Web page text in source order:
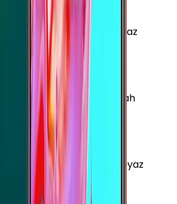
Galaxy A12 - 64 GB - Beyaz
Galaxy A14 - 64 GB - Siyah
Galaxy A04 - 128 GB - Beyaz